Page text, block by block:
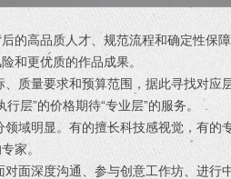
的高品质人才、规范流程和确定性保
和更优质的作品成果。
质量要求和预算范围，据此寻找对应
层”的价格期待“专业层”的服务。
域明显。有的擅长科技感视觉，有的
家。
面深度沟通、参与创意工作坊、进行